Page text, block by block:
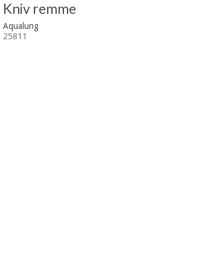
Kniv remme
Aqualung
25811